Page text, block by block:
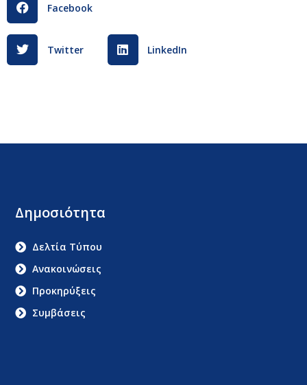
Facebook
Twitter LinkedIn
Δημοσιότητα
Δελτία Τύπου
Ανακοινώσεις
Προκηρύξεις
Συμβάσεις